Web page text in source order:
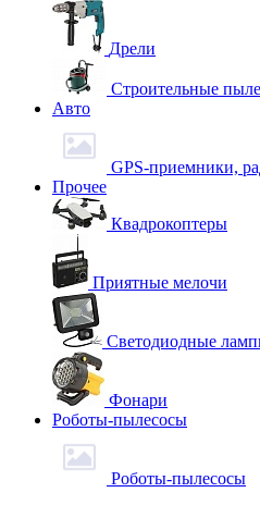
Дрели
Строительные
Авто
GPS-приемники,
Прочее
Квадрокоптеры
Приятные мелочи
Светодиодные
Фонари
Роботы-пылесосы
Роботы-пылесосы